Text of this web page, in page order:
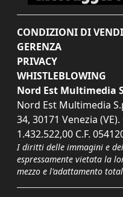
CONDIZIONI DI
GERENZA
PRIVACY
WHISTLEBLOWING
Nord Est Multimedia
Nord Est Multimedia
34, 30171 Venezia
1.432.522,00 C.F.
I diritti delle immagini e
espressamente vietata la
mezzo e l'adattamento